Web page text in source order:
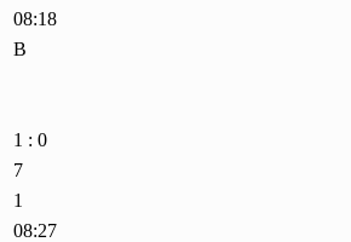
08:18
B
1 : 0
7
1
08:27